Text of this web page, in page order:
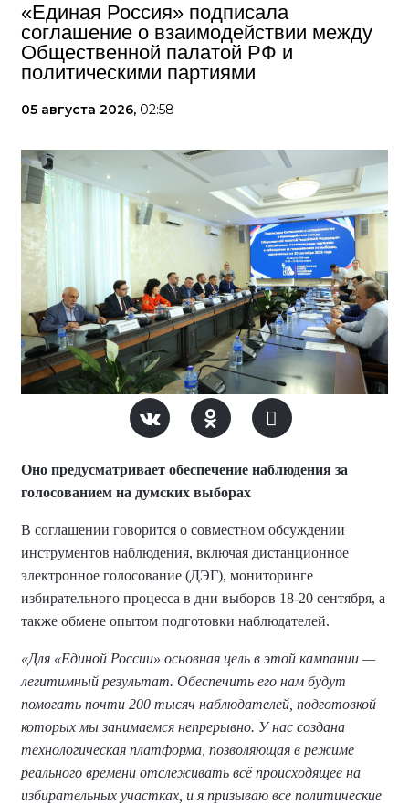
«Единая Россия» подписала
соглашение о взаимодействии между
Общественной палатой РФ и
политическими партиями
05 августа 2026, 02:58
Оно предусматривает обеспечение наблюдения за
голосованием на думских выборах
В соглашении говорится о совместном обсуждении
инструментов наблюдения, включая дистанционное
электронное голосование (ДЭГ), мониторинге
избирательного процесса в дни выборов 18-20 сентября, а
также обмене опытом подготовки наблюдателей.
«Для «Единой России» основная цель в этой кампании —
легитимный результат. Обеспечить его нам будут
помогать почти 200 тысяч наблюдателей, подготовкой
которых мы занимаемся непрерывно. У нас создана
технологическая платформа, позволяющая в режиме
реального времени отслеживать всё происходящее на
избирательных участках, и я призываю все политические